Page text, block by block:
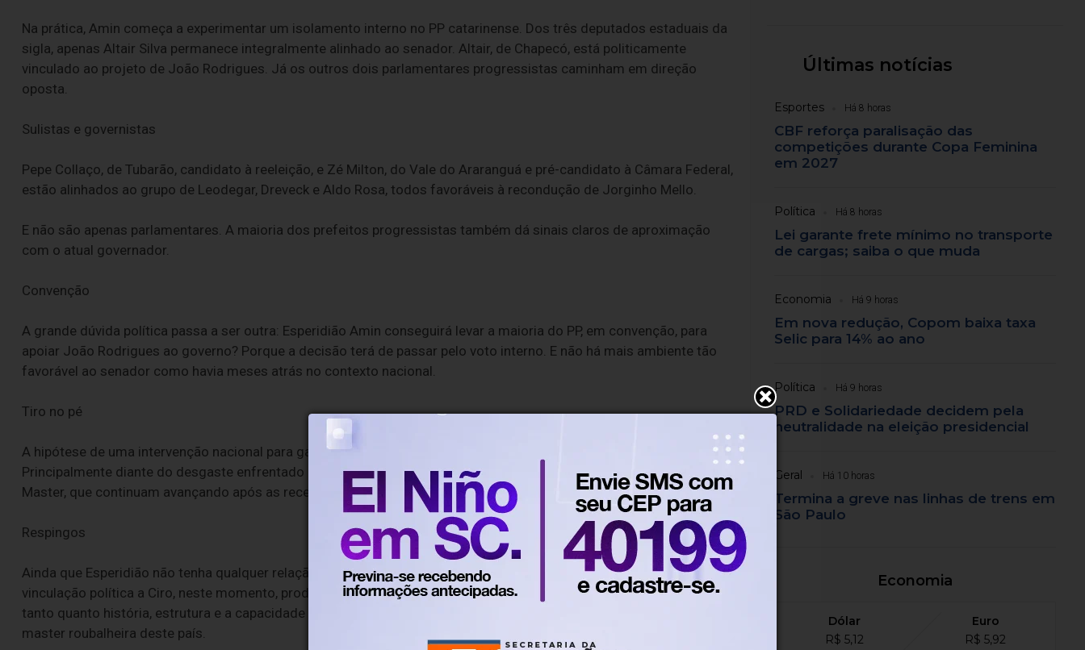
Na prática, Amin começa a experimentar um isolamento interno no PP catarinense. Dos três deputados estaduais da
sigla, apenas Altair Silva permanece integralmente alinhado ao senador. Altair, de Chapecó, está politicamente
vinculado ao projeto de João Rodrigues. Já os outros dois parlamentares progressistas caminham em direção
oposta.
Sulistas e governistas
Pepe Collaço, de Tubarão, candidato à reeleição, e Zé Milton, do Vale do Araranguá e pré-candidato à Câmara Federal,
estão alinhados ao grupo de Leodegar, Dreveck e Aldo Rosa, todos favoráveis à recondução de Jorginho Mello.
E não são apenas parlamentares. A maioria dos prefeitos progressistas também dá sinais claros de aproximação
com o atual governador.
Convenção
A grande dúvida política passa a ser outra: Esperidião Amin conseguirá levar a maioria do PP, em convenção, para
apoiar João Rodrigues ao governo? Porque a decisão terá de passar pelo voto interno. E não há mais ambiente tão
favorável ao senador como havia meses atrás no contexto nacional.
Tiro no pé
A hipótese de uma intervenção nacional para garantir o controle partidário ao grupo de Amin perdeu força.
Principalmente diante do desgaste enfrentado por Ciro Nogueira em função das investigações relacionadas ao caso
Master, que continuam avançando após as recentes operações da Polícia Federal.
Respingos
Ainda que Esperidião não tenha qualquer relação com eventual irregularidade e com a banda podre do PP, a simples
vinculação política a Ciro, neste momento, produz desgaste. Em campanha majoritária, imagem e simbolismo pesam
tanto quanto história, estrutura e a capacidade de vender esperança ao eleitorado. Ciro está enrolado até o gogó na
master roubalheira deste país.
Últimas notícias
Esportes Há 8 horas
CBF reforça paralisação das
competições durante Copa Feminina
em 2027
Política Há 8 horas
Lei garante frete mínimo no transporte
de cargas; saiba o que muda
Economia Há 9 horas
Em nova redução, Copom baixa taxa
Selic para 14% ao ano
Política Há 9 horas
PRD e Solidariedade decidem pela
neutralidade na eleição presidencial
Geral Há 10 horas
Termina a greve nas linhas de trens em
São Paulo
Economia
Dólar
R$ 5,12
Euro
R$ 5,92